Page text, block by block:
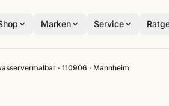
Marken Service
· 110906 · Mannheim